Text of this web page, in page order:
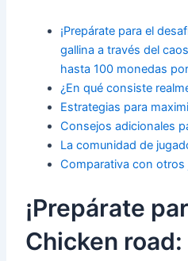
¡Prepárate para el
gallina a través del
hasta 100 monedas
¿En qué consiste
Estrategias para
Consejos adicionales
La comunidad de
Comparativa con otros
¡Prepárate
Chicken